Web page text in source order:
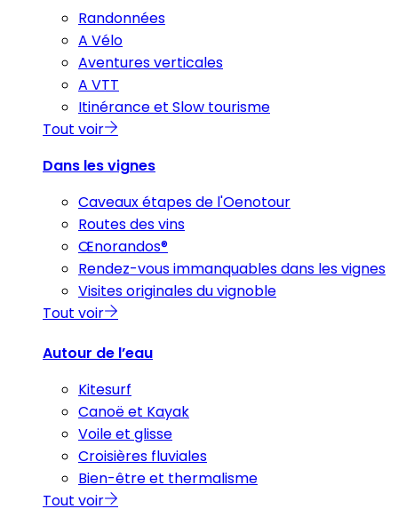
Randonnées
A Vélo
Aventures verticales
A VTT
Itinérance et Slow tourisme
Tout voir
Dans les vignes
Caveaux étapes de l'Oenotour
Routes des vins
Œnorandos®
Rendez-vous immanquables dans les vignes
Visites originales du vignoble
Tout voir
Autour de l’eau
Kitesurf
Canoë et Kayak
Voile et glisse
Croisières fluviales
Bien-être et thermalisme
Tout voir